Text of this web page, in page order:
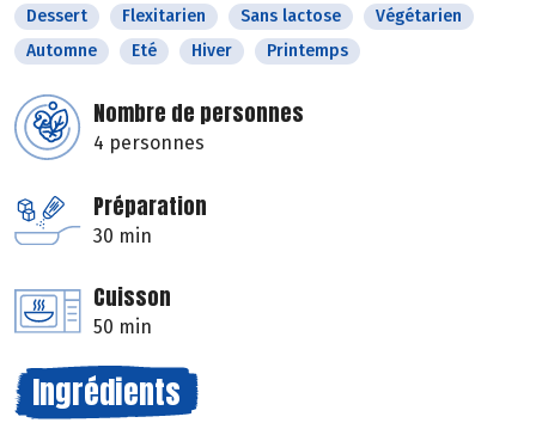
Dessert Flexitarien Sans lactose
Végétarien
Automne
Eté Hiver Printemps
Nombre de personnes
4 personnes
Préparation
30 min
Cuisson
50 min
Ingrédients